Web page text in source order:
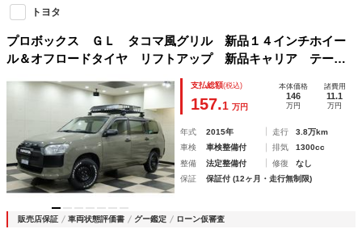
トヨタ
プロボックス ＧＬ タコマ風グリル 新品１４インチホイー
ル＆オフロードタイヤ リフトアップ 新品キャリア テール
レンズキャンディースモーク塗装 色替車
支払総額(税込)
157.1 万円
本体価格
146
万円
諸費用
11.1
万円
年式 2015年 走行
3.8万km
車検
車検整備付 排気
1300cc
整備
法定整備付 修復
なし
保証
保証付 (12ヶ月・走行無制限)
販売店保証 車両状態評価書 グー鑑定 ローン仮審査